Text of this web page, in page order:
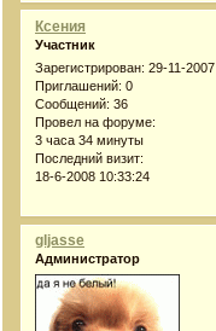
Ксения
Участник
Зарегистрирован: 29-11-2007
Приглашений: 0
Сообщений: 36
Провел на форуме:
3 часа 34 минуты
Последний визит:
18-6-2008 10:33:24
gljasse
Администратор